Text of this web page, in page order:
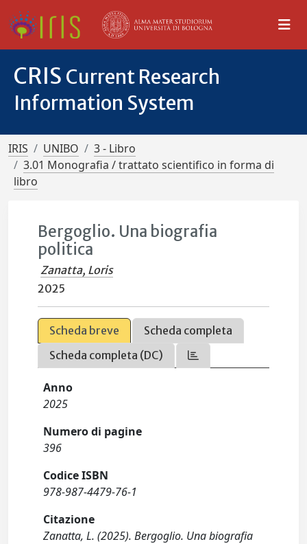
CRIS Current Research
Information System
IRIS UNIBO
3 - Libro
3.01 Monografia / trattato scientifico in forma di
libro
Bergoglio. Una biografia
politica
Zanatta, Loris
2025
Scheda breve
Scheda completa
Scheda completa (DC)
Anno
2025
Numero di pagine
396
Codice ISBN
978-987-4479-76-1
Citazione
Zanatta, L. (2025). Bergoglio. Una biografia